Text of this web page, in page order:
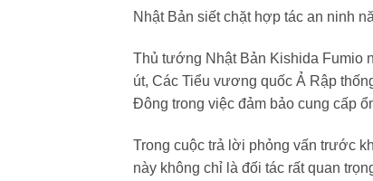
Nhật Bản siết chặt hợp tác an ninh
Thủ tướng Nhật Bản Kishida Fumio
út, Các Tiểu vương quốc Ả Rập
Đông trong việc đảm bảo cung cấp
Trong cuộc trả lời phỏng vấn trước
này không chỉ là đối tác rất quan